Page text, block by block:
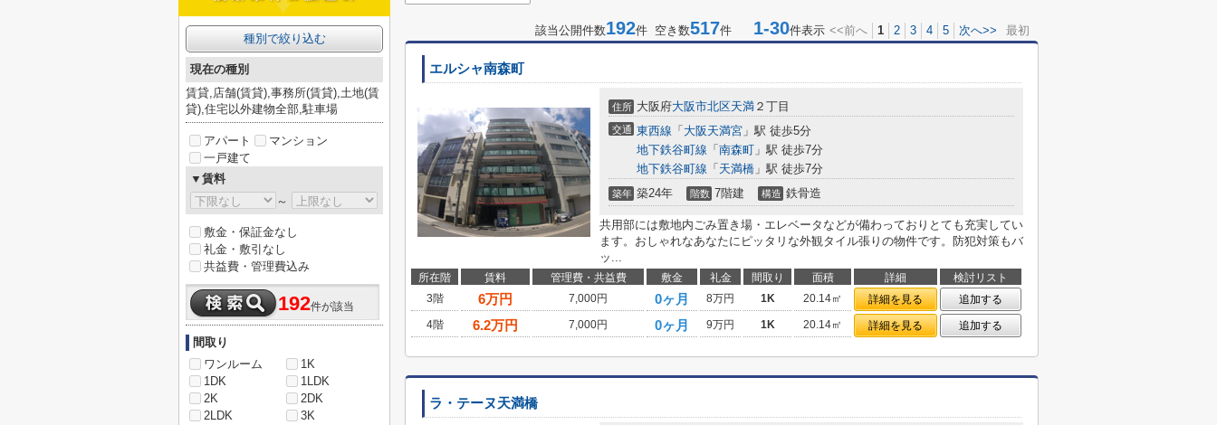
該当公開件数192件 空き数517件 1-30件表示 <<前へ 1 2 3 4 5 次へ>> 最初
エルシャ南森町
住所 大阪府大阪市北区天満 ２丁目
交通 東西線 「 大阪天満宮 」駅 徒歩5分
地下鉄谷町線 「 南森町 」駅 徒歩7分
地下鉄谷町線 「 天満橋 」駅 徒歩7分
築年 築24年 階数 7階建 構造 鉄骨造
共用部には敷地内ごみ置き場・エレベータなどが備わっておりとても充実してい
ます。おしゃれなあなたにピッタリな外観タイル張りの物件です。防犯対策もバ
ッ...
所在階 賃料 管理費・共益費 敷金 礼金 間取り 面積 詳細
検討リスト
3階
6万円 7,000円 0ヶ月 8万円 1K 20.14㎡ 詳細を見る
追加する
4階
6.2万円 7,000円 0ヶ月 9万円 1K 20.14㎡ 詳細を見る 追加する
ラ・テーヌ天満橋
種別で絞り込む
現在の種別
賃貸,店舗(賃貸),事務所(賃貸),土地(賃
貸),住宅以外建物全部,駐車場
アパート
マンション
一戸建て
▼賃料
～
敷金・保証金なし
礼金・敷引なし
共益費・管理費込み
192件が該当
間取り
ワンルーム
1K
1DK
1LDK
2K
2DK
2LDK
3K